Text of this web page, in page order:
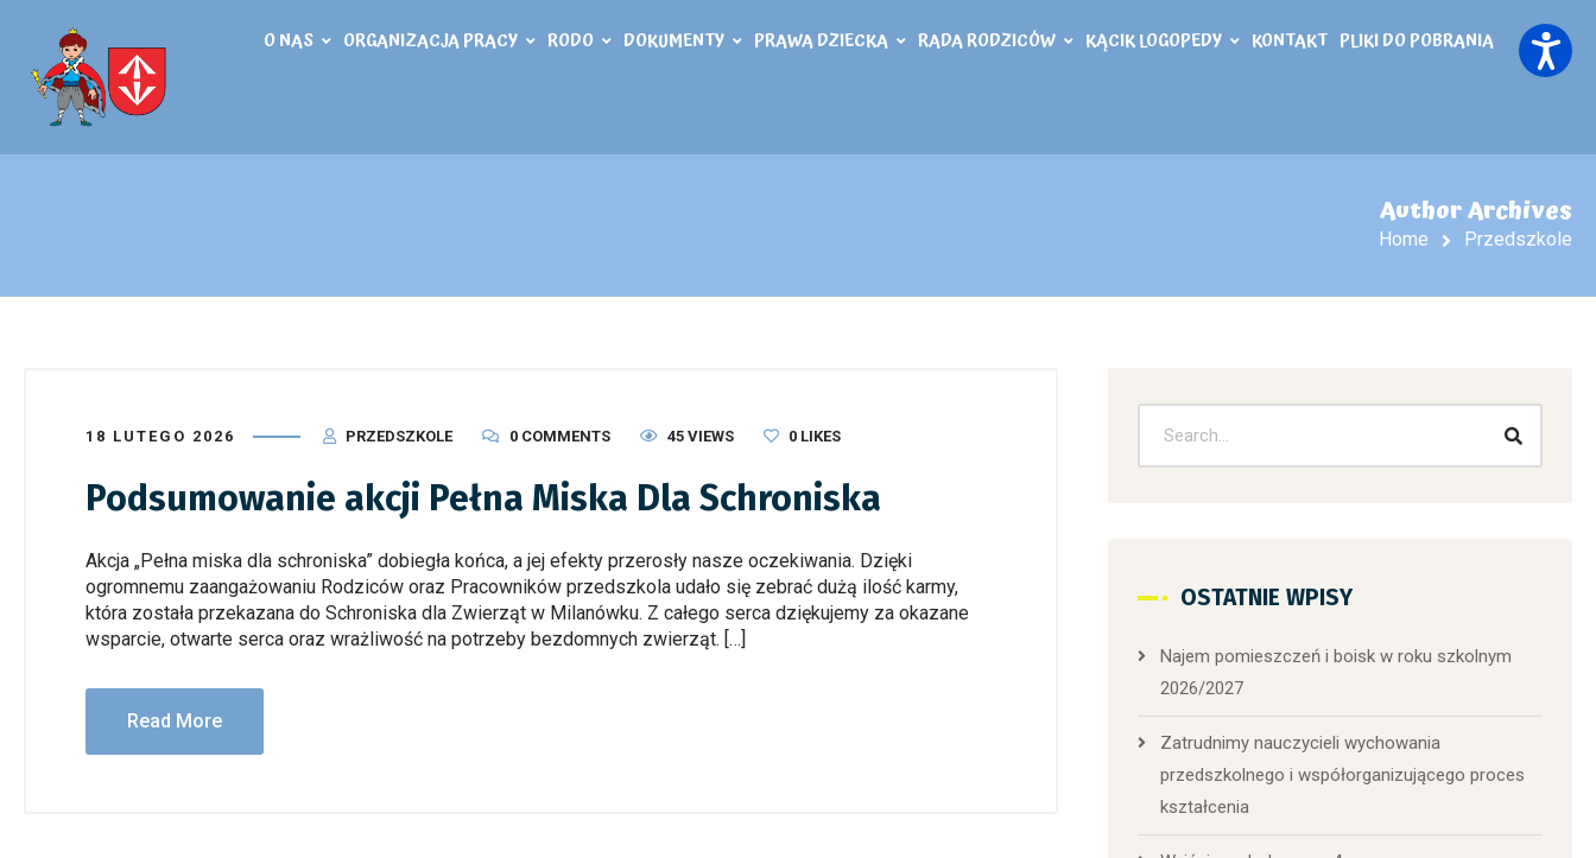
O NAS ORGANIZACJA PRACY RODO DOKUMENTY PRAWA DZIECKA RADA RODZICÓW KĄCIK LOGOPEDY KONTAKT PLIKI DO POBRANIA
Author Archives
Home Przedszkole
18 LUTEGO 2026 PRZEDSZKOLE 0 COMMENTS 45 VIEWS 0 LIKES
Podsumowanie akcji Pełna Miska Dla Schroniska
Akcja „Pełna miska dla schroniska” dobiegła końca, a jej efekty przerosły nasze oczekiwania. Dzięki
ogromnemu zaangażowaniu Rodziców oraz Pracowników przedszkola udało się zebrać dużą ilość karmy,
która została przekazana do Schroniska dla Zwierząt w Milanówku. Z całego serca dziękujemy za okazane
wsparcie, otwarte serca oraz wrażliwość na potrzeby bezdomnych zwierząt. […]
Read More
OSTATNIE WPISY
Najem pomieszczeń i boisk w roku szkolnym
2026/2027
Zatrudnimy nauczycieli wychowania
przedszkolnego i współorganizującego proces
kształcenia